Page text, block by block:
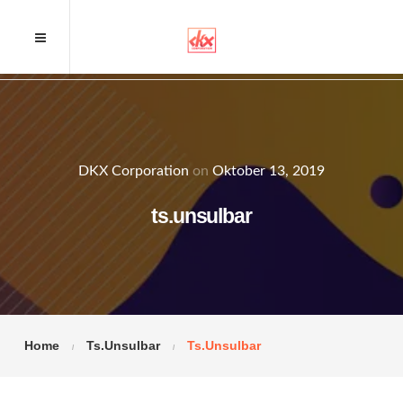
DKX Corporation on Oktober 13, 2019
ts.unsulbar
Home Ts.unsulbar Ts.unsulbar